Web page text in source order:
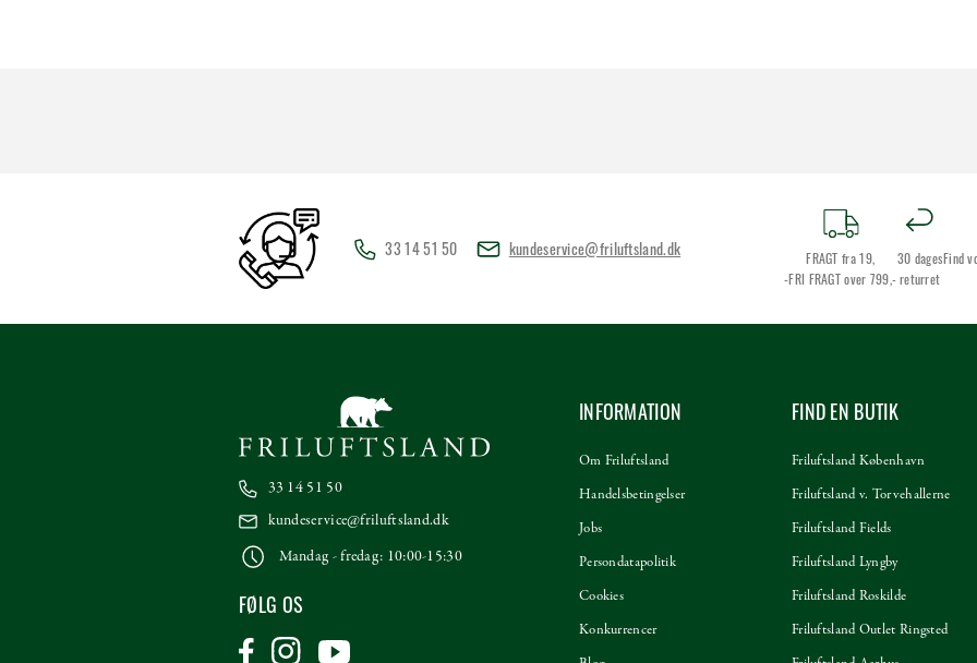
33 14 51 50 kundeservice@friluftsland.dk
FRAGT fra 19,
-FRI FRAGT over 799,-
30 dages
returret
Find
33 14 51 50
kundeservice@friluftsland.dk
Mandag - fredag: 10:00-15:30
FØLG OS
INFORMATION
Om Friluftsland
Handelsbetingelser
Jobs
Persondatapolitik
Cookies
Konkurrencer
FIND EN BUTIK
Friluftsland København
Friluftsland v. Torvehallerne
Friluftsland Fields
Friluftsland Lyngby
Friluftsland Roskilde
Friluftsland Outlet Ringsted